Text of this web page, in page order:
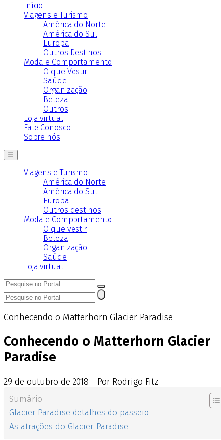
Início
Viagens e Turismo
América do Norte
América do Sul
Europa
Outros Destinos
Moda e Comportamento
O que Vestir
Saúde
Organização
Beleza
Outros
Loja virtual
Fale Conosco
Sobre nós
☰
Viagens e Turismo
América do Norte
América do Sul
Europa
Outros destinos
Moda e Comportamento
O que vestir
Beleza
Organização
Saúde
Loja virtual
Conhecendo o Matterhorn Glacier Paradise
Conhecendo o Matterhorn Glacier
Paradise
29 de outubro de 2018 - Por Rodrigo Fitz
Sumário
Glacier Paradise detalhes do passeio
As atrações do Glacier Paradise